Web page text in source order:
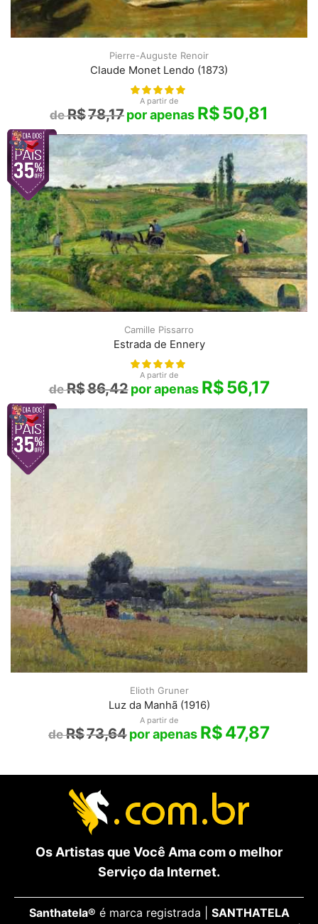
Pierre-Auguste Renoir
Claude Monet Lendo (1873)
A partir de
R$78,17 R$50,81
Camille Pissarro
Estrada de Ennery
A partir de
R$86,42 R$56,17
Elioth Gruner
Luz da Manhã (1916)
A partir de
R$73,64 R$47,87
Os Artistas que Você Ama com o melhor
Serviço da Internet.
Santhatela® é marca registrada | SANTHATELA